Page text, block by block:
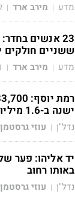
מדע | מירב ארד |
23 אנשים
ששניים חולקים
מדע | מירב ארד |
ישנה ב-1.6 מיליון
נדל"ן | עוזי גרסטמן
באותו רחוב
נדל"ן | עוזי גרסטמן